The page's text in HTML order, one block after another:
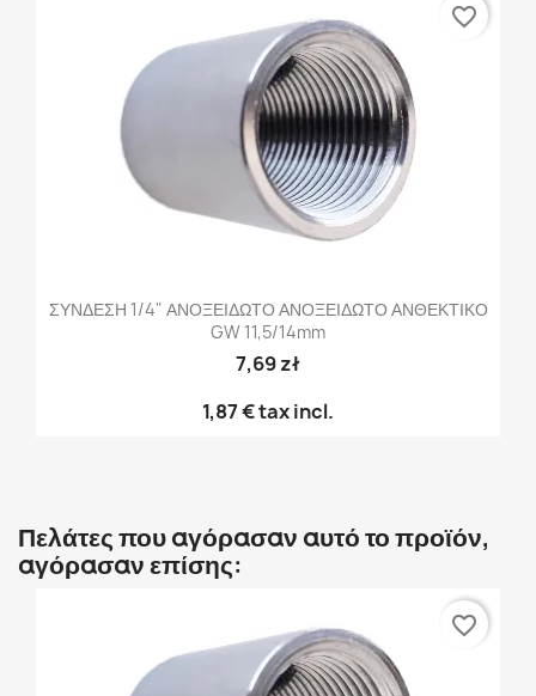
ΣΥΝΔΕΣΗ 1/4" ΑΝΟΞΕΙΔΩΤΟ ΑΝΟΞΕΙΔΩΤΟ ΑΝΘΕΚΤΙΚΟ
GW 11,5/14mm
7,69 zł
1,87 €tax incl.
favorite_border
Πελάτες που αγόρασαν αυτό το προϊόν,
αγόρασαν επίσης:
favorite_border